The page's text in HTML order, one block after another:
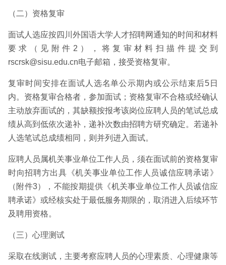
（二）资格复审
面试人选应按四川外国语大学人才招聘网通知的时间和材料
要求（见附件2），将复审材料扫描件提交到
rscrsk@sisu.edu.cn电子邮箱，接受资格复审。
复审时间安排在面试人选名单公示期内或公示结束后5日
内。资格复审合格者，参加面试；资格复审不合格或经确认
主动放弃面试的，其缺额按报考该岗位应聘人员的笔试总成
绩从高到低依次递补，递补次数由招聘方研究确定。若递补
人选笔试总成绩相同，则并列进入面试。
应聘人员属机关事业单位工作人员，须在面试前的资格复审
时向招聘方出具《机关事业单位工作人员诚信应聘承诺》
（附件3），不能按期提供《机关事业单位工作人员诚信应
聘承诺》或经核实处于最低服务期限的，取消进入后续环节
及聘用资格。
（三）心理测试
采取在线测试，主要考察应聘人员的心理素质、心理健康等